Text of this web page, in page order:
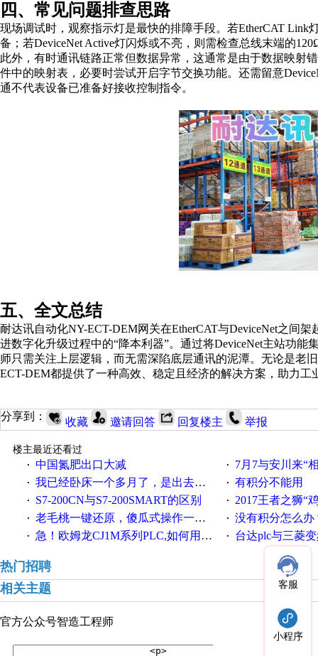
四 、常见问题排查思路
现场调试时，观察指示灯是最快的排障手段。若EtherCAT Link
备；若DeviceNet Active灯闪烁或不亮，则需检查总线末端的
此外，有时通讯链路正常但数据异常，这通常是由于数据映射
件中的映射表，必要时尝试开启字节交换功能。还需留意
通不代表设备已准备好接收控制指令。
五、全文总结
耐达讯自动化NY-ECT-DEM网关在EtherCAT与DeviceNet之间
进数字化升级过程中的“降本利器”。通过将DeviceNet主站功
师只需关注上层逻辑，而无需深陷底层通讯的泥潭。无论是老
ECT-DEM都提供了一种高效、稳定且经济的解决方案，助力工
分享到： 收藏 邀请回答 回复楼主 举报
楼主最近还看过
· 中国氮肥出口大减 · 7月7与安川来“
· 我已经卧床一个多月了，是出去安装机械手在高速遭遇车祸所致:大家工作都要特别注意啊 · 有积分不能用
· S7-200CN与S7-200SMART的区别 · 2017王者之狮“鸡”情签到
· 老毛桃一键还原，傻瓜式操作一键轻松备份还原；程序为向导式安装，一键即可实现自动备份或还原系统。 · 没有积分怎么办
· 急！欧姆龙CJ1M系列PLC,如何用时间控制变频器。要求时间在组态王中可以自由输入！拜托各位大神了！ · 台达plc与三菱
热门招聘
相关主题
官方公众号智造工程师
客服
小程序